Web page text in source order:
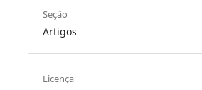
Seção
Artigos
Licença